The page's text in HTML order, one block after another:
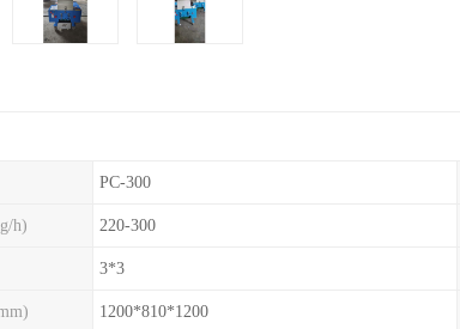
PC-300
h) 220-300
3*3
1200*810*1200